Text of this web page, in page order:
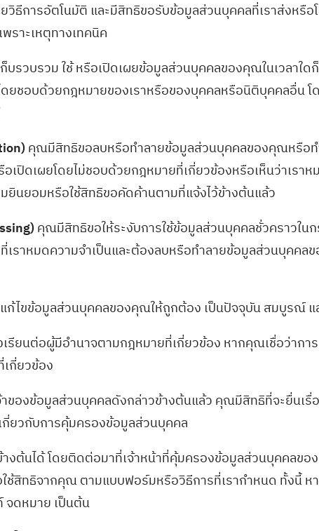
ธีการอัตโนมัติ และมีสิทธิขอรับข้อมูลส่วนบุคคลที่เราส่งหรื
ราะเหตุทางเทคนิค
รวบรวม ใช้ หรือเปิดเผยข้อมูลส่วนบุคคลของคุณในเวลาใด
ยชอบด้วยกฎหมายของเราหรือของบุคคลหรือนิติบุคคลอื่น
คุณมีสิทธิขอลบหรือทำลายข้อมูลส่วนบุคคลของคุณหรือ
ดเผยโดยไม่ชอบด้วยกฎหมายที่เกี่ยวข้องหรือเห็นว่าเรา
ยินยอมหรือใช้สิทธิขอคัดค้านตามที่แจ้งไว้ข้างต้นแล้ว
คุณมีสิทธิขอให้ระงับการใช้ข้อมูลส่วนบุคคลชั่วคราวใ
าหมดความจำเป็นและต้องลบหรือทำลายข้อมูลส่วนบุคคล
ไขข้อมูลส่วนบุคคลของคุณให้ถูกต้อง เป็นปัจจุบัน สมบูรณ์ แล
รียนต่อผู้มีอำนาจตามกฎหมายที่เกี่ยวข้อง หากคุณเชื่อว่ากา
กี่ยวข้อง
ของข้อมูลส่วนบุคคลดังกล่าวข้างต้นแล้ว คุณมีสิทธิที่จะยื่นเ
ยวกับการคุ้มครองข้อมูลส่วนบุคคล
ต้นได้ โดยติดต่อมาที่เจ้าหน้าที่คุ้มครองข้อมูลส่วนบุคคลของ
ช้สิทธิจากคุณ ตามแบบฟอร์มหรือวิธีการที่เรากำหนด ทั้งนี้
จดหมาย เป็นต้น